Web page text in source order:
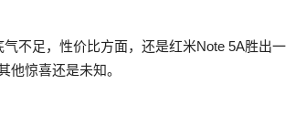
不足，性价比方面，还是红米Note 5A胜出一
他惊喜还是未知。